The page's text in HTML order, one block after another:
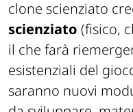
clone scienziato
scienziato (fisico,
il che farà
esistenziali del
saranno nuovi